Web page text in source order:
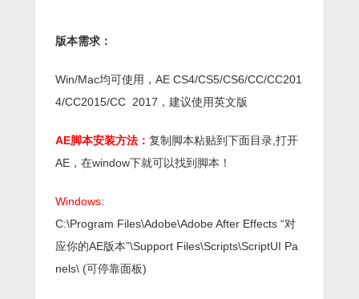
版本需求：
Win/Mac均可使用，AE CS4/CS5/CS6/CC/CC201
4/CC2015/CC 2017，建议使用英文版
AE脚本安装方法： 复制脚本粘贴到下面目录,打开
AE，在window下就可以找到脚本！
Windows:
C:\Program Files\Adobe\Adobe After Effects “对
应你的AE版本”\Support Files\Scripts\ScriptUI Pa
nels\ (可停靠面板)